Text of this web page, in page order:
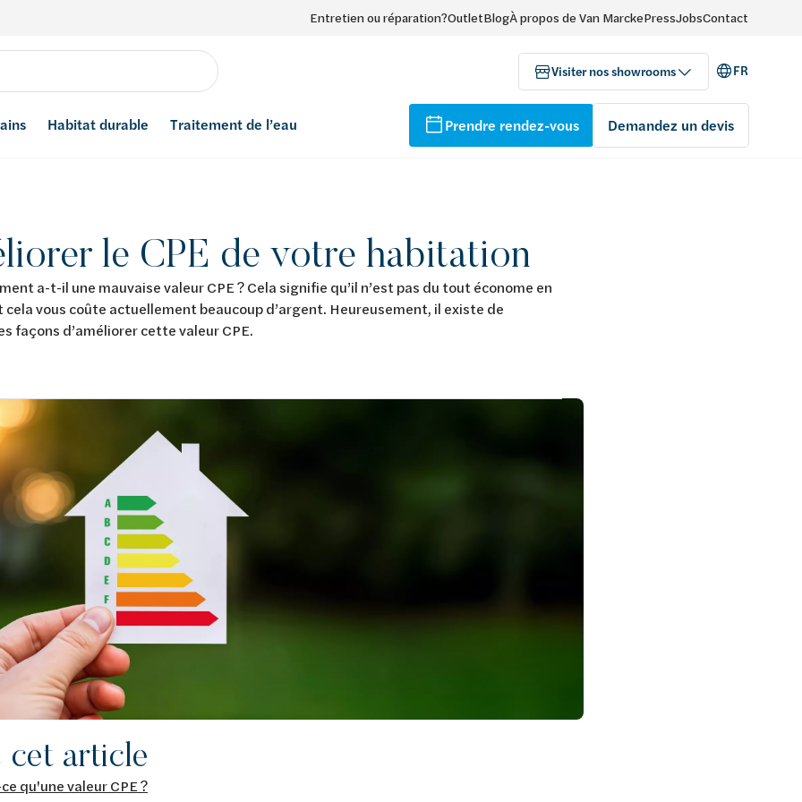
Entretien ou réparation?OutletBlogÀ propos de Van MarckePressJobsContact
Visiter nos showrooms FR
Habitat durable Traitement de l’eau Prendre rendez-vous Demandez un devis
le CPE de votre habitation
a-t-il une mauvaise valeur CPE ? Cela signifie qu’il n’est pas du tout économe en
cela vous coûte actuellement beaucoup d’argent. Heureusement, il existe de
façons d’améliorer cette valeur CPE.
cet article
qu'une valeur CPE ?